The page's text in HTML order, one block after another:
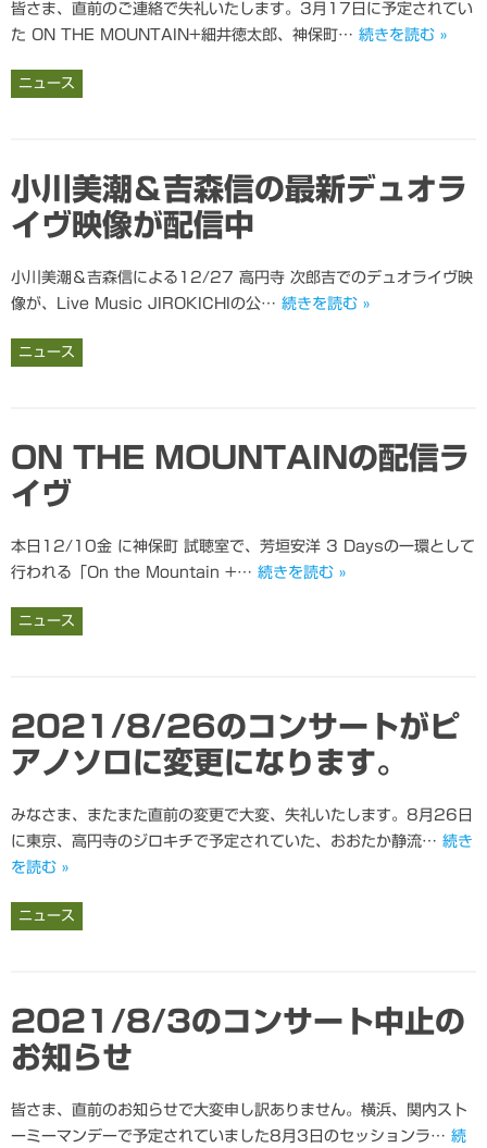
皆さま、直前のご連絡で失礼いたします。3月17日に予定されてい
た ON THE MOUNTAIN+細井徳太郎、神保町… 続きを読む »
ニュース
小川美潮＆吉森信の最新デュオラ
イヴ映像が配信中
小川美潮＆吉森信による12/27 高円寺 次郎吉でのデュオライヴ映
像が、Live Music JIROKICHIの公… 続きを読む »
ニュース
ON THE MOUNTAINの配信ラ
イヴ
本日12/10金 に神保町 試聴室で、芳垣安洋 3 Daysの一環として
行われる「On the Mountain +… 続きを読む »
ニュース
2021/8/26のコンサートがピ
アノソロに変更になります。
みなさま、またまた直前の変更で大変、失礼いたします。8月26日
に東京、高円寺のジロキチで予定されていた、おおたか静流… 続き
を読む »
ニュース
2021/8/3のコンサート中止の
お知らせ
皆さま、直前のお知らせで大変申し訳ありません。横浜、関内スト
ーミーマンデーで予定されていました8月3日のセッションラ… 続